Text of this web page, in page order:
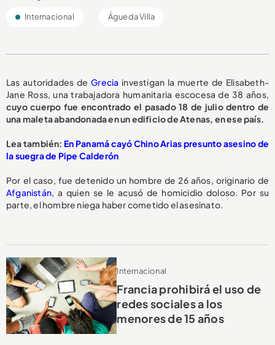
Internacional Águeda Villa
Las autoridades deGrecia investigan la muerte de Elisabeth-
Jane Ross, una trabajadora humanitaria escocesa de 38 años,
cuyo cuerpo fue encontrado el pasado 18 de julio dentro de
una maleta abandonada en un edificio de Atenas, en ese país.
Lea también: En Panamá cayó Chino Arias presunto asesino de
la suegra de Pipe Calderón
Por el caso, fue detenido un hombre de 26 años, originario de
Afganistán, a quien se le acusó de homicidio doloso. Por su
parte, el hombre niega haber cometido el asesinato.
Internacional
Francia prohibirá el uso de
redes sociales a los
menores de 15 años